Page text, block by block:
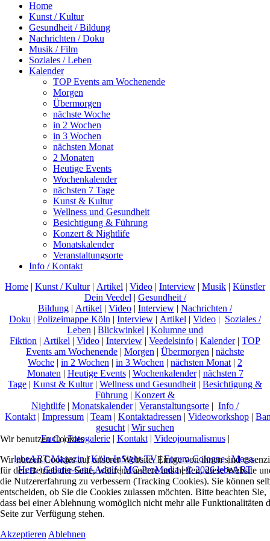
Home
Kunst / Kultur
Gesundheit / Bildung
Nachrichten / Doku
Musik / Film
Soziales / Leben
Kalender
TOP Events am Wochenende
Morgen
Übermorgen
nächste Woche
in 2 Wochen
in 3 Wochen
nächsten Monat
2 Monaten
Heutige Events
Wochenkalender
nächsten 7 Tage
Kunst & Kultur
Wellness und Gesundheit
Besichtigung & Führung
Konzert & Nightlife
Monatskalender
Veranstaltungsorte
Info / Kontakt
Home | Kunst / Kultur| Artikel | Video | Interview | Musik | Künstler
Dein Veedel | Gesundheit /
Bildung | Artikel | Video | Interview | Nachrichten /
Doku | Polizeimappe Köln | Interview | Artikel | Video | Soziales /
Leben | Blickwinkel | Kolumne und
Fiktion | Artikel | Video | Interview | Veedelsinfo | Kalender| TOP
Events am Wochenende | Morgen | Übermorgen | nächste
Woche | in 2 Wochen | in 3 Wochen | nächsten Monat | 2
Monaten | Heutige Events| Wochenkalender| nächsten 7
Tage | Kunst & Kultur| Wellness und Gesundheit | Besichtigung &
Führung | Konzert &
Nightlife | Monatskalender| Veranstaltungsorte | Info /
Kontakt | Impressum | Team | Kontaktadressen | Videoworkshop |
gesucht | Wir suchen
Euch|Fotogalerie| Kontakt| Videojournalismus|
lebeART-Magazin|Köln-InSight-TV|Forum-Cologne|Mega-
Herz|Galerie-Graf-Adolf|MC-ProMedia|© 2026 lebeART
Wir benutzen Cookies
Wir nutzen Cookies auf unserer Website. Einige von ihnen sind
für den Betrieb der Seite, während andere uns helfen, diese Website
die Nutzererfahrung zu verbessern (Tracking Cookies). Sie können
entscheiden, ob Sie die Cookies zulassen möchten. Bitte beachten Sie,
dass bei einer Ablehnung womöglich nicht mehr alle Funktionalitäten
Seite zur Verfügung stehen.
Akzeptieren Ablehnen